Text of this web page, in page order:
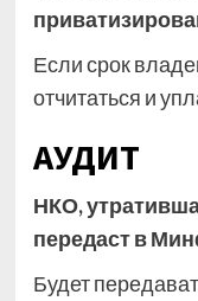
Если срок
отчитаться и
АУДИТ
НКО,
передаст в
Будет